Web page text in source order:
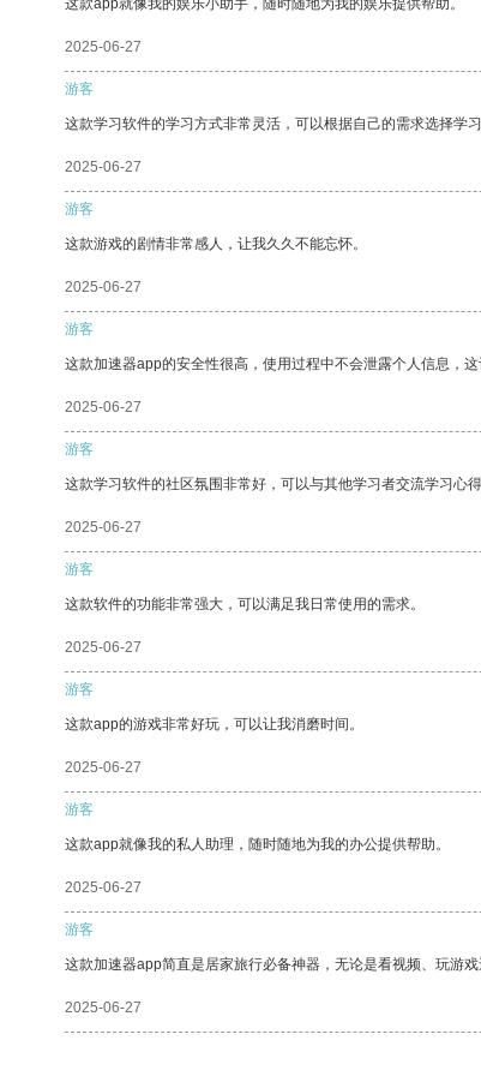
这款app就像我的娱乐小助手，随时随地为我的娱乐提供帮助。
2025-06-27
游客
这款学习软件的学习方式非常灵活，可以根据自己的需求选择学
2025-06-27
游客
这款游戏的剧情非常感人，让我久久不能忘怀。
2025-06-27
游客
这款加速器app的安全性很高，使用过程中不会泄露个人信息，
2025-06-27
游客
这款学习软件的社区氛围非常好，可以与其他学习者交流学习心得
2025-06-27
游客
这款软件的功能非常强大，可以满足我日常使用的需求。
2025-06-27
游客
这款app的游戏非常好玩，可以让我消磨时间。
2025-06-27
游客
这款app就像我的私人助理，随时随地为我的办公提供帮助。
2025-06-27
游客
这款加速器app简直是居家旅行必备神器，无论是看视频、玩游
2025-06-27